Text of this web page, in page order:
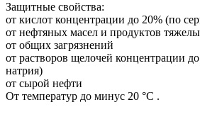
Защитные свойства:
от кислот концентрации до 20% (по
от нефтяных масел и продуктов
от общих загрязнений
от растворов щелочей концентрации
натрия)
от сырой нефти
От температур до минус 20 °С .